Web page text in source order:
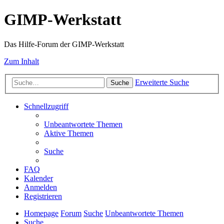
GIMP-Werkstatt
Das Hilfe-Forum der GIMP-Werkstatt
Zum Inhalt
Suche Erweiterte Suche
Schnellzugriff
Unbeantwortete Themen
Aktive Themen
Suche
FAQ
Kalender
Anmelden
Registrieren
Homepage Forum Suche Unbeantwortete Themen